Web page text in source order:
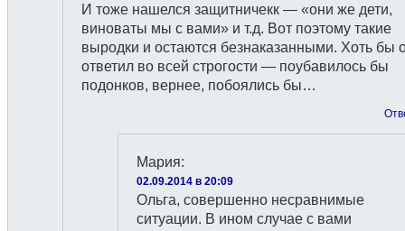
И тоже нашелся защитничекк — «они же дети,
виноваты мы с вами» и т.д. Вот поэтому такие
выродки и остаются безнаказанными. Хоть бы
ответил во всей строгости — поубавилось бы
подонков, вернее, побоялись бы…
Мария:
02.09.2014 в 20:09
Ольга, совершенно несравнимые
ситуации. В ином случае с вами